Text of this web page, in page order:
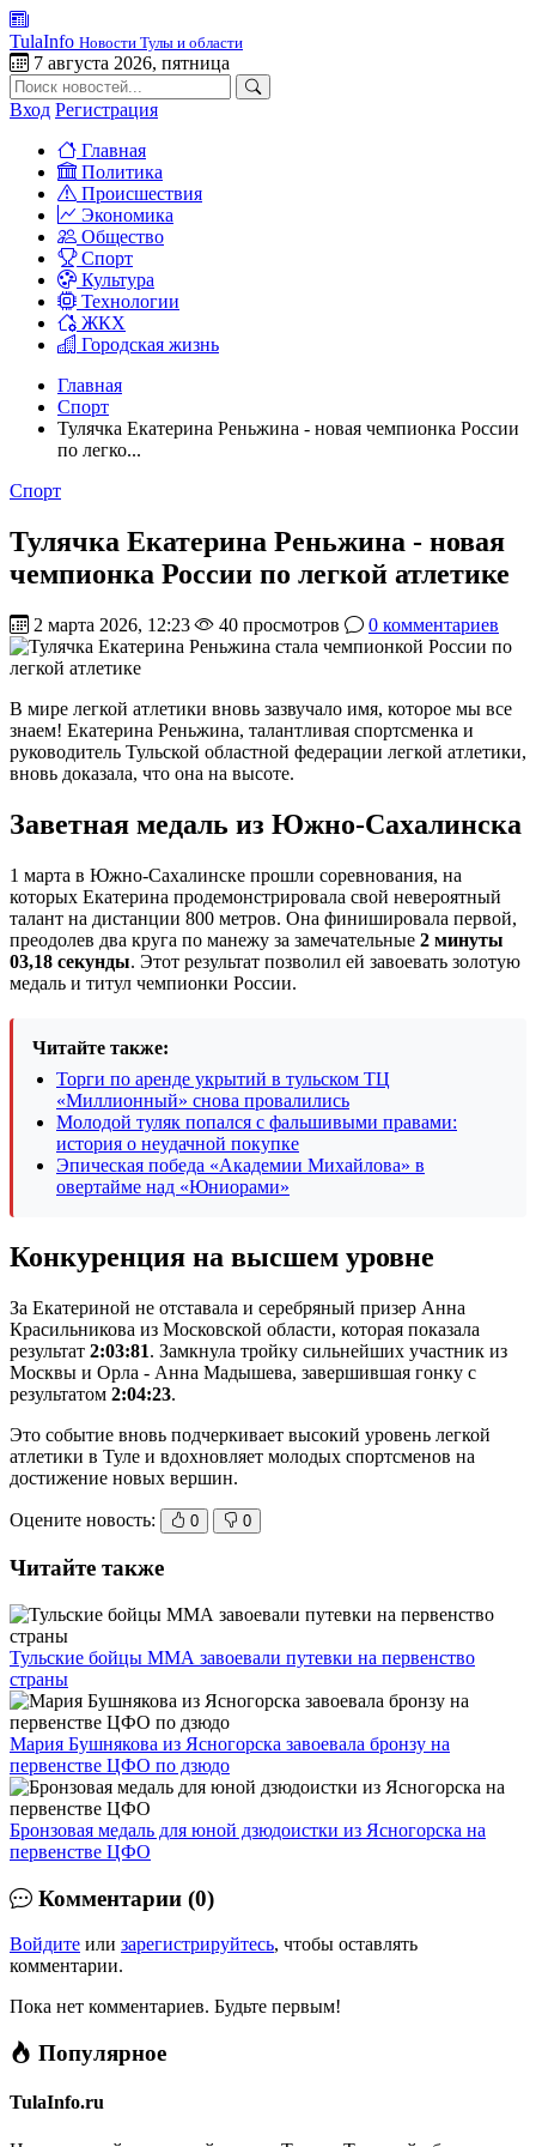
TulaInfo Новости Тулы и области
7 августа 2026, пятница
Вход Регистрация
Главная
Политика
Происшествия
Экономика
Общество
Спорт
Культура
Технологии
ЖКХ
Городская жизнь
Главная
Спорт
Тулячка Екатерина Реньжина - новая чемпионка России
по легко...
Спорт
Тулячка Екатерина Реньжина - новая
чемпионка России по легкой атлетике
2 марта 2026, 12:23 40 просмотров 0 комментариев
В мире легкой атлетики вновь зазвучало имя, которое мы все
знаем! Екатерина Реньжина, талантливая спортсменка и
руководитель Тульской областной федерации легкой атлетики,
вновь доказала, что она на высоте.
Заветная медаль из Южно-Сахалинска
1 марта в Южно-Сахалинске прошли соревнования, на
которых Екатерина продемонстрировала свой невероятный
талант на дистанции 800 метров. Она финишировала первой,
преодолев два круга по манежу за замечательные 2 минуты
03,18 секунды. Этот результат позволил ей завоевать золотую
медаль и титул чемпионки России.
Читайте также:
Торги по аренде укрытий в тульском ТЦ
«Миллионный» снова провалились
Молодой туляк попался с фальшивыми правами:
история о неудачной покупке
Эпическая победа «Академии Михайлова» в
овертайме над «Юниорами»
Конкуренция на высшем уровне
За Екатериной не отставала и серебряный призер Анна
Красильникова из Московской области, которая показала
результат 2:03:81. Замкнула тройку сильнейших участник из
Москвы и Орла - Анна Мадышева, завершившая гонку с
результатом 2:04:23.
Это событие вновь подчеркивает высокий уровень легкой
атлетики в Туле и вдохновляет молодых спортсменов на
достижение новых вершин.
Оцените новость: 0 0
Читайте также
Тульские бойцы ММА завоевали путевки на первенство
страны
Мария Бушнякова из Ясногорска завоевала бронзу на
первенстве ЦФО по дзюдо
Бронзовая медаль для юной дзюдоистки из Ясногорска на
первенстве ЦФО
Комментарии (0)
Войдите или зарегистрируйтесь, чтобы оставлять
комментарии.
Пока нет комментариев. Будьте первым!
Популярное
TulaInfo.ru